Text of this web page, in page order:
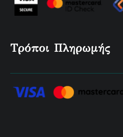
Τρόποι Πληρωμής